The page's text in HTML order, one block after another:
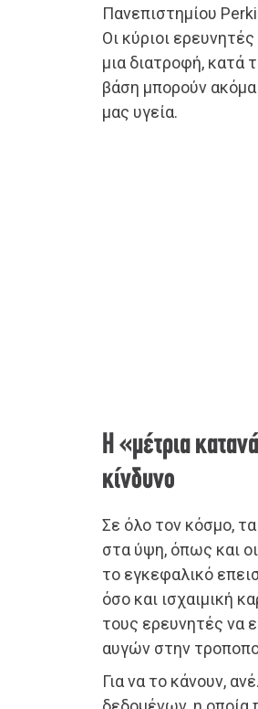
Πανεπιστημίου
Οι κύριοι
μια διατροφή, κατά
βάση μπορούν
μας υγεία.
Η «μέτρια
κίνδυνο
Σε όλο τον κόσμο,
στα ύψη, όπως και
το εγκεφαλικό
όσο και ισχαιμική
τους ερευνητές να
αυγών στην
Για να το κάνουν,